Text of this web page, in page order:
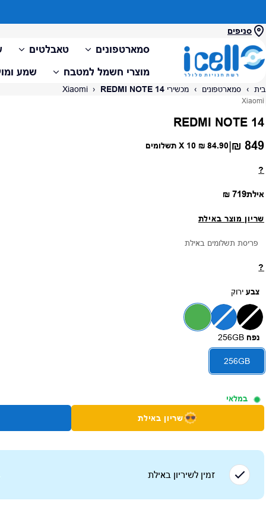
סניפים
סמארטפונים טאבלטים
מוצרי חשמל למטבח
שמע
בית › סמארטפונים › מכשירי Xiaomi › REDMI NOTE 14
ספק:
Xiaomi
REDMI NOTE 14
מחיר רגיל
849 ₪
|
84.90 ₪ X 10 תשלומים
?
אילתמחיר רגיל
719 ₪
שריון מוצר באילת
פריסת תשלומים באילת
?
צבע ירוק
נפח 256GB
256GB
במלאי
שריון באילת
זמין לשיריון באילת